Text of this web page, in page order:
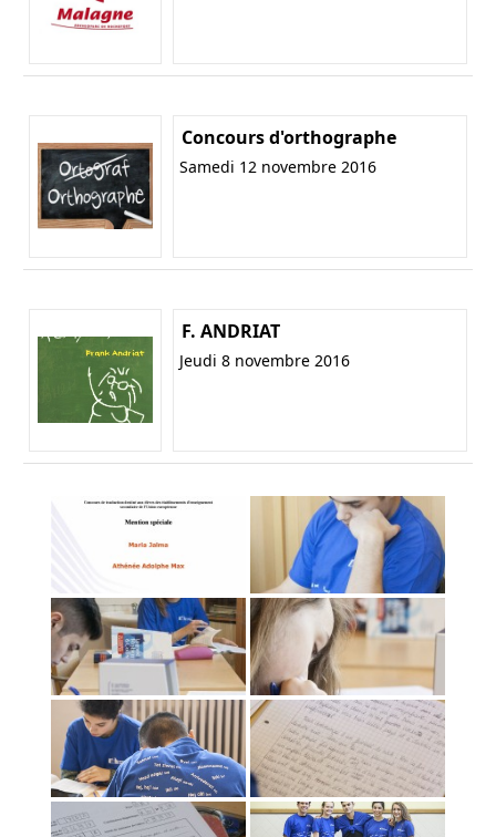
Concours d'orthographe
Samedi 12 novembre 2016
F. ANDRIAT
Jeudi 8 novembre 2016